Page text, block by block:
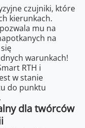
czujniki, które
kierunkach.
mu na
na
warunkach!
RTH i
w stanie
do punktu
dla twórców